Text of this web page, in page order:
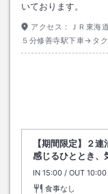
いております。
アクセス：
ＪＲ東海
５分修善寺駅下車→タ
【期間限定】２
感じるひととき、
IN チェックイン
15:00 / OUT チェ
10:00
食事なし